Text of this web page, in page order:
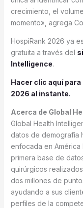
crecimiento, el
momento», agrega
HospiRank 2026 ya
gratuita a través del
Intelligence.
Hacer clic aquí
2026 al instante.
Acerca de Global
Global Health
datos de demografía
enfocada en América
primera base de
quirúrgicos
dos millones de
ayudando a sus
perfiles de la